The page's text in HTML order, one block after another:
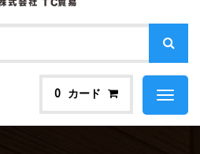
0 カード
Toggle